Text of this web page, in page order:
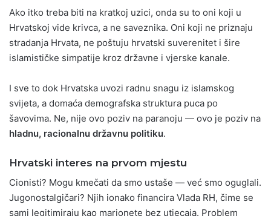
Ako itko treba biti na kratkoj uzici, onda su to oni koji u
Hrvatskoj vide krivca, a ne saveznika. Oni koji ne priznaju
stradanja Hrvata, ne poštuju hrvatski suverenitet i šire
islamističke simpatije kroz državne i vjerske kanale.
I sve to dok Hrvatska uvozi radnu snagu iz islamskog
svijeta, a domaća demografska struktura puca po
šavovima. Ne, nije ovo poziv na paranoju — ovo je poziv na
hladnu, racionalnu državnu politiku.
Hrvatski interes na prvom mjestu
Cionisti? Mogu kmečati da smo ustaše — već smo oguglali.
Jugonostalgičari? Njih ionako financira Vlada RH, čime se
sami legitimiraju kao marionete bez utjecaja. Problem